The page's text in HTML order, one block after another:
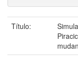
Título: